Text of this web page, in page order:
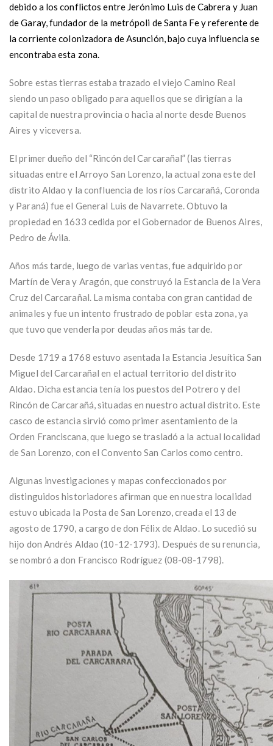
debido a los conflictos entre Jerónimo Luis de Cabrera y Juan
de Garay, fundador de la metrópoli de Santa Fe y referente de
la corriente colonizadora de Asunción, bajo cuya influencia se
encontraba esta zona.
Sobre estas tierras estaba trazado el viejo Camino Real
siendo un paso obligado para aquellos que se dirigían a la
capital de nuestra provincia o hacia al norte desde Buenos
Aires y viceversa.
El primer dueño del “Rincón del Carcarañal” (las tierras
situadas entre el Arroyo San Lorenzo, la actual zona este del
distrito Aldao y la confluencia de los ríos Carcarañá, Coronda
y Paraná) fue el General Luis de Navarrete. Obtuvo la
propiedad en 1633 cedida por el Gobernador de Buenos Aires,
Pedro de Ávila.
Años más tarde, luego de varias ventas, fue adquirido por
Martín de Vera y Aragón, que construyó la Estancia de la Vera
Cruz del Carcarañal. La misma contaba con gran cantidad de
animales y fue un intento frustrado de poblar esta zona, ya
que tuvo que venderla por deudas años más tarde.
Desde 1719 a 1768 estuvo asentada la Estancia Jesuítica San
Miguel del Carcarañal en el actual territorio del distrito
Aldao. Dicha estancia tenía los puestos del Potrero y del
Rincón de Carcarañá, situadas en nuestro actual distrito. Este
casco de estancia sirvió como primer asentamiento de la
Orden Franciscana, que luego se trasladó a la actual localidad
de San Lorenzo, con el Convento San Carlos como centro.
Algunas investigaciones y mapas confeccionados por
distinguidos historiadores afirman que en nuestra localidad
estuvo ubicada la Posta de San Lorenzo, creada el 13 de
agosto de 1790, a cargo de don Félix de Aldao. Lo sucedió su
hijo don Andrés Aldao (10-12-1793). Después de su renuncia,
se nombró a don Francisco Rodríguez (08-08-1798).